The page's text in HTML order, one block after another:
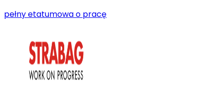
pełny etatumowa o pracę